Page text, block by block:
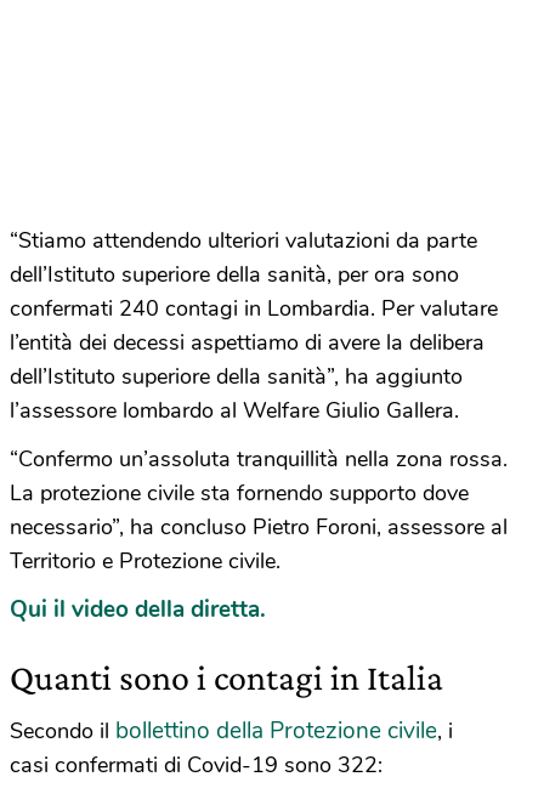
“Stiamo attendendo ulteriori valutazioni da parte
dell’Istituto superiore della sanità, per ora sono
confermati 240 contagi in Lombardia. Per valutare
l’entità dei decessi aspettiamo di avere la delibera
dell’Istituto superiore della sanità”, ha aggiunto
l’assessore lombardo al Welfare Giulio Gallera.
“Confermo un’assoluta tranquillità nella zona rossa.
La protezione civile sta fornendo supporto dove
necessario”, ha concluso Pietro Foroni, assessore al
Territorio e Protezione civile.
Qui il video della diretta.
Quanti sono i contagi in Italia
Secondo il bollettino della Protezione civile, i
casi confermati di Covid-19 sono 322: